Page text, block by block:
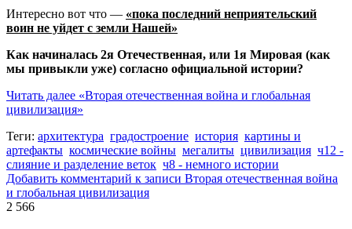
Интересно вот что — «пока последний неприятельский
воин не уйдет с земли Нашей»
Как начиналась 2я Отечественная, или 1я Мировая (как
мы привыкли уже) согласно официальной истории?
Читать далее «Вторая отечественная война и глобальная
цивилизация»
Теги: архитектура градостроение история картины и
артефакты космические войны мегалиты цивилизация ч12 -
слияние и разделение веток ч8 - немного истории
Добавить комментарий к записи Вторая отечественная война
и глобальная цивилизация
2 566